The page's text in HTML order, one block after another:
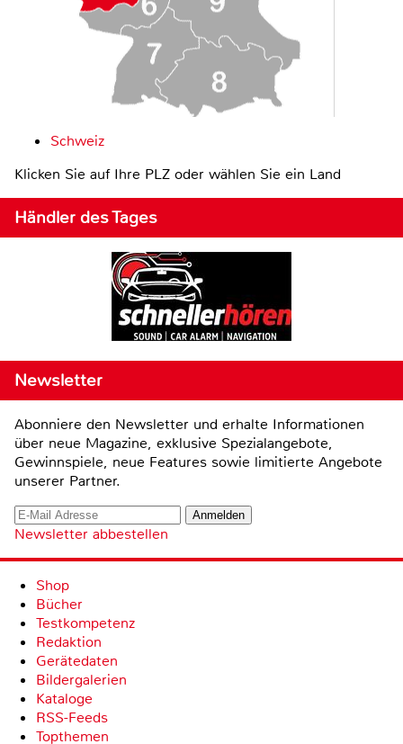
Schweiz
Klicken Sie auf Ihre PLZ oder wählen Sie ein Land
Händler des Tages
Newsletter
Abonniere den Newsletter und erhalte Informationen
über neue Magazine, exklusive Spezialangebote,
Gewinnspiele, neue Features sowie limitierte Angebote
unserer Partner.
Newsletter abbestellen
Shop
Bücher
Testkompetenz
Redaktion
Gerätedaten
Bildergalerien
Kataloge
RSS-Feeds
Topthemen